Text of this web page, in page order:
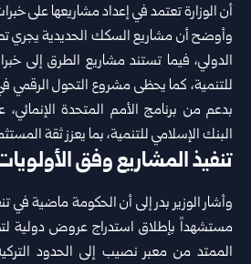
أن الوزارة تعتمد في إعداد مشاريعها على
وأوضح أن مشاريع السكك الحديدية يجري
الدولي، فيما تستند مشاريع الطرق إلى
للتنمية، كما يحظى مشروع التحول
بدعم من برنامج الأمم المتحدة
البنك الإسلامي للتنمية، بما يعزز ثقة
تنفيذ المشاريع وفق
وأشار الوزير بدر إلى أن الحكومة ماضية في
الممتد من معبر نصيب إلى الحدود